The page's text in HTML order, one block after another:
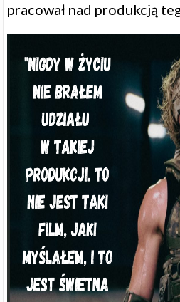
pracował nad produkcją